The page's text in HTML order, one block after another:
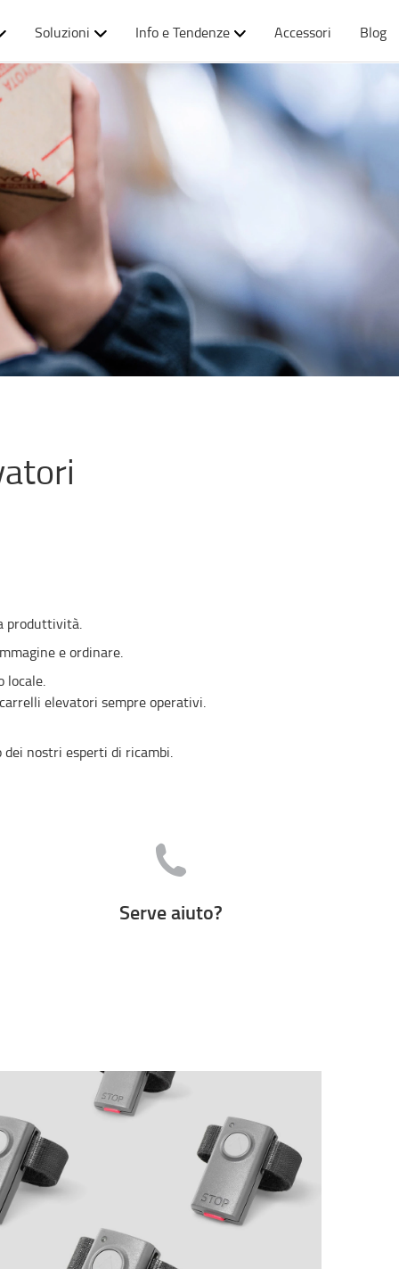
Soluzioni Info e Tendenze Accessori Blog
produttività.
e ordinare.
locale.
elevatori sempre operativi.
nostri esperti di ricambi.
Serve aiuto?